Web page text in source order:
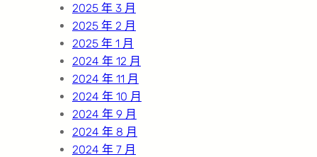
2025 年 3 月
2025 年 2 月
2025 年 1 月
2024 年 12 月
2024 年 11 月
2024 年 10 月
2024 年 9 月
2024 年 8 月
2024 年 7 月